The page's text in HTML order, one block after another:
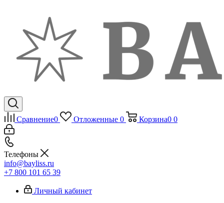
Сравнение0 Отложенные 0 Корзина0 0
Телефоны
info@bayliss.ru
+7 800 101 65 39
Личный кабинет